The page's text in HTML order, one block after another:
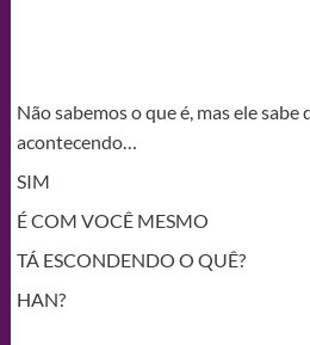
Não sabemos o que é, mas ele sabe
acontecendo…
SIM
É COM VOCÊ MESMO
TÁ ESCONDENDO O QUÊ?
HAN?